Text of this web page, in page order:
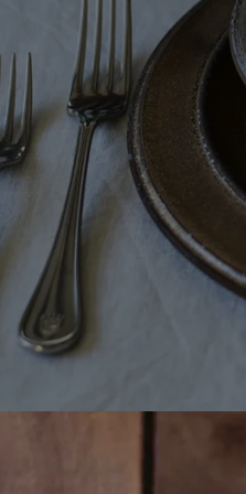
Orte」意為「菜園」或「蔬